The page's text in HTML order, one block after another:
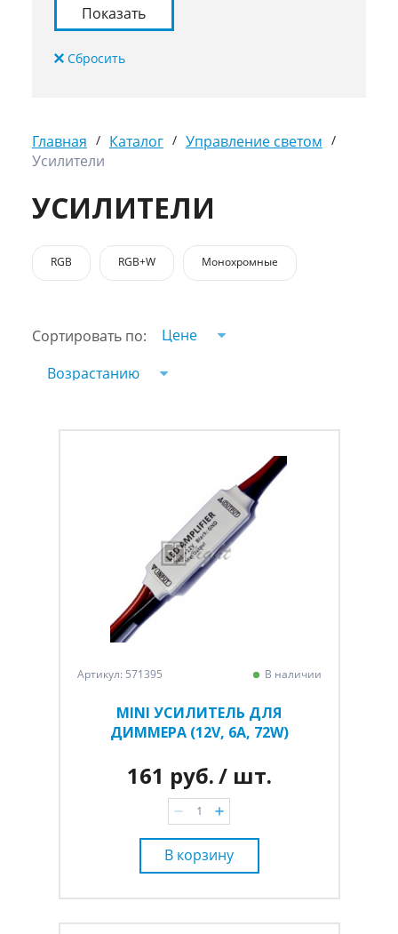
Главная / Каталог / Управление светом /
Усилители
УСИЛИТЕЛИ
RGB RGB+W Монохромные
Сортировать по:
Цене
Возрастанию
Артикул: 571395 В наличии
MINI УСИЛИТЕЛЬ ДЛЯ
ДИММЕРА (12V, 6A, 72W)
161 руб./ шт.
В корзину